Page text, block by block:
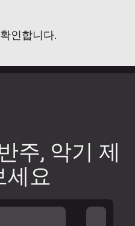
인합니다.
주, 악기 제
요